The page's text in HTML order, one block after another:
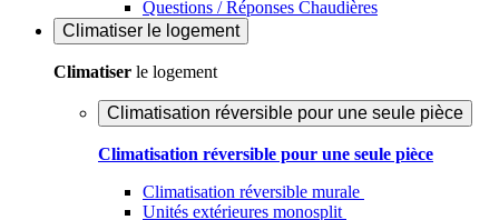
Questions / Réponses Chaudières
Climatiser le logement
Climatiser le logement
Climatisation réversible pour une seule pièce
Climatisation réversible pour une seule pièce
Climatisation réversible murale
Unités extérieures monosplit